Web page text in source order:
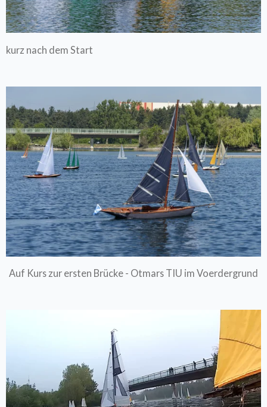
kurz nach dem Start
Auf Kurs zur ersten Brücke - Otmars TIU im Voerdergrund